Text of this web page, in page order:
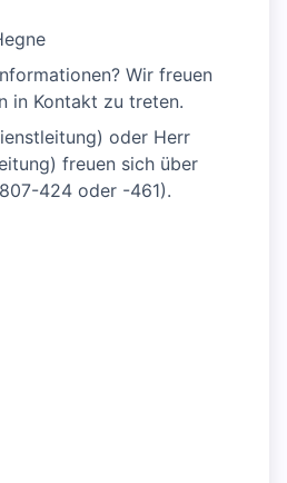
Wir freuen
in Kontakt zu treten.
oder Herr
freuen sich über
424 oder -461).